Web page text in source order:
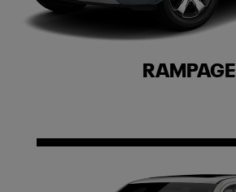
RAMPAGE